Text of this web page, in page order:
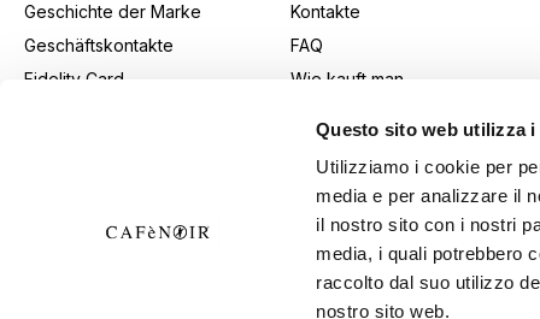
Questo sito web utilizza i
Utilizziamo i cookie per
media e per analizzare il
il nostro sito con i nostri
media, i quali potrebbero
raccolto dal suo utilizzo
nostro sito web.
Geschichte der Marke
Geschäftskontakte
Fidelity Card
Kontakte
FAQ
Wie kauft man
Versand
Rücksendungen und
Widerrufe
Allgemeine
Verkaufsbedingungen